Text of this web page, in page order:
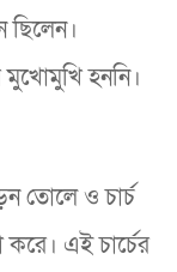
ছিলেন।
হননি।
তোলে ও চার্চ
করে। এই চার্চের